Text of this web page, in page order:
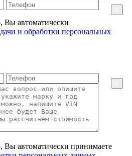
Вы автоматически
и обработки персональных
Вы автоматически принимаете